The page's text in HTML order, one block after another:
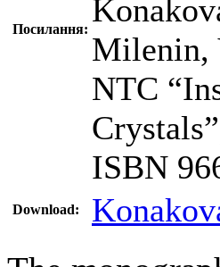
Посилання:
Milenin,
NTC
ISBN
Download: